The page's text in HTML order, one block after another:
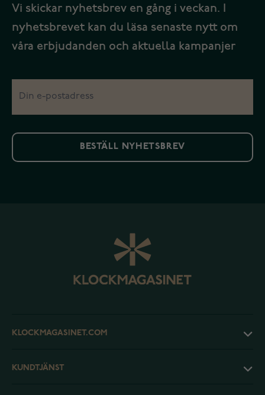
Vi skickar nyhetsbrev en gång i veckan. I
nyhetsbrevet kan du läsa senaste nytt om
våra erbjudanden och aktuella kampanjer
BESTÄLL NYHETSBREV
KLOCKMAGASINET.COM
KUNDTJÄNST